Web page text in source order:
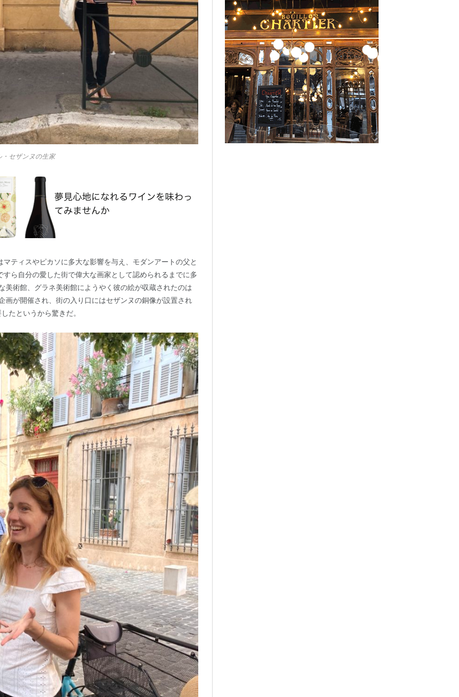
・セザンヌの生家
ティスやピカソに多大な影響を与え、モダンアートの父と
ら自分の愛した街で偉大な画家として認められるまでに多
術館、グラネ美術館にようやく彼の絵が収蔵されたのは
が開催され、街の入り口にはセザンヌの銅像が設置され
たというから驚きだ。